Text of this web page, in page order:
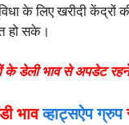
के लिए खरीदी केंद्रों
हो सके।
के डेली भाव से अपडेट
भावव्हाट्सऐप ग्रुप